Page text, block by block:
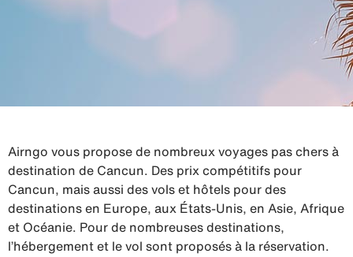
Airngo vous propose de nombreux voyages pas chers à
destination de Cancun. Des prix compétitifs pour
Cancun, mais aussi des vols et hôtels pour des
destinations en Europe, aux États-Unis, en Asie, Afrique
et Océanie. Pour de nombreuses destinations,
l’hébergement et le vol sont proposés à la réservation.